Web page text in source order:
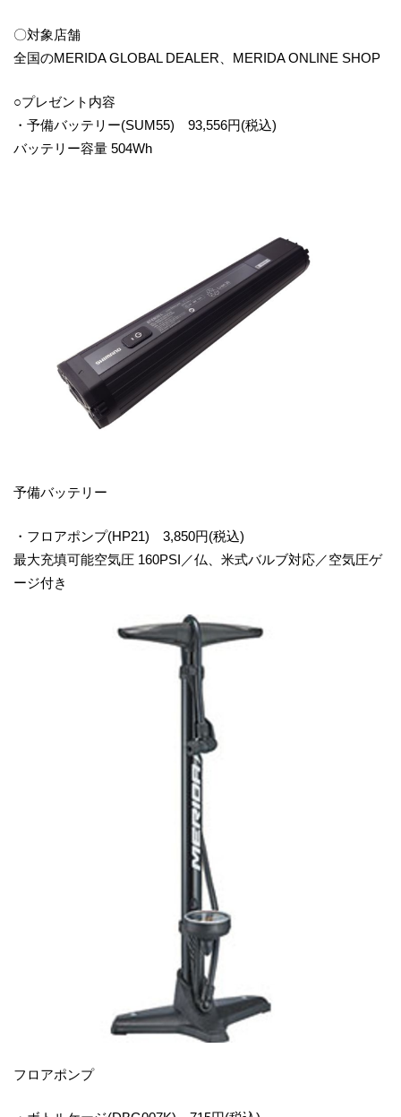
〇対象店舗
全国のMERIDA GLOBAL DEALER、MERIDA ONLINE SHOP
○プレゼント内容
・予備バッテリー(SUM55) 93,556円(税込)
バッテリー容量 504Wh
予備バッテリー
・フロアポンプ(HP21) 3,850円(税込)
最大充填可能空気圧 160PSI／仏、米式バルブ対応／空気圧ゲ
ージ付き
フロアポンプ